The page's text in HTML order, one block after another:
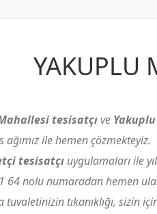
YAKUPLU
tesisatçıve
ağımız ile hemen çözmekteyiz.
tesisatçı uygulamaları ile
64nolu numaradan hemen
tuvaletinizin tıkanıklığı, sizin